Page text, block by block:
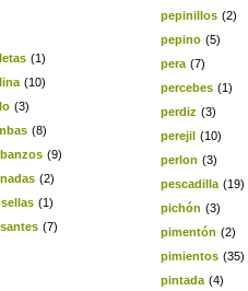
(1)
(10)
(3)
(8)
(9)
(2)
(1)
(7)
pepinillos (2)
pepino (5)
pera (7)
percebes (1)
perdiz (3)
perejil (10)
perlon (3)
pescadilla (19)
pichón (3)
pimentón (2)
pimientos (35)
pintada (4)